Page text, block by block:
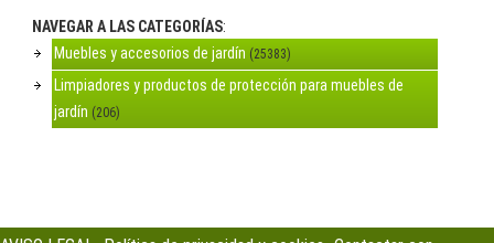
NAVEGAR A LAS CATEGORÍAS:
Muebles y accesorios de jardín (25383)
Limpiadores y productos de protección para muebles de
jardín (206)